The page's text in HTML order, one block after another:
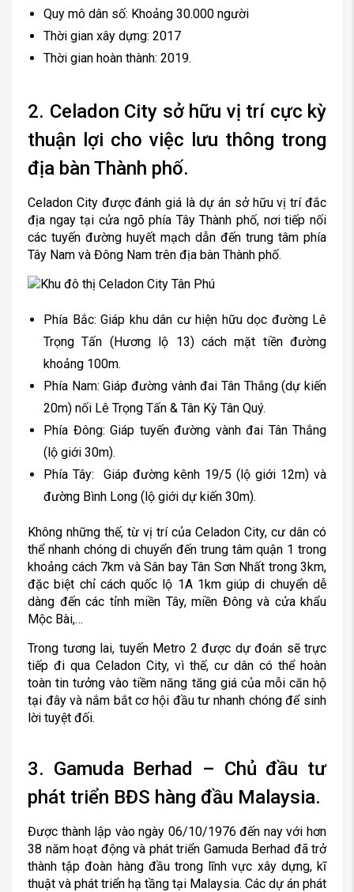
Quy mô dân số: Khoảng 30.000 người
Thời gian xây dựng: 2017
Thời gian hoàn thành: 2019.
2. Celadon City sở hữu vị trí cực kỳ
thuận lợi cho việc lưu thông trong
địa bàn Thành phố.
Celadon City được đánh giá là dự án sở hữu vị trí đắc
địa ngay tại cửa ngõ phía Tây Thành phố, nơi tiếp nối
các tuyến đường huyết mạch dẫn đến trung tâm phía
Tây Nam và Đông Nam trên địa bàn Thành phố.
Phía Bắc: Giáp khu dân cư hiện hữu dọc đường Lê
Trọng Tấn (Hương lộ 13) cách mặt tiền đường
khoảng 100m.
Phía Nam: Giáp đường vành đai Tân Thắng (dự kiến
20m) nối Lê Trọng Tấn & Tân Kỳ Tân Quý.
Phía Đông: Giáp tuyến đường vành đai Tân Thắng
(lộ giới 30m).
Phía Tây: Giáp đường kênh 19/5 (lộ giới 12m) và
đường Bình Long (lộ giới dự kiến 30m).
Không những thế, từ vị trí của Celadon City, cư dân có
thể nhanh chóng di chuyển đến trung tâm quận 1 trong
khoảng cách 7km và Sân bay Tân Sơn Nhất trong 3km,
đặc biệt chỉ cách quốc lộ 1A 1km giúp di chuyển dễ
dàng đến các tỉnh miền Tây, miền Đông và cửa khẩu
Mộc Bài,…
Trong tương lai, tuyến Metro 2 được dự đoán sẽ trực
tiếp đi qua Celadon City, vì thế, cư dân có thể hoàn
toàn tin tưởng vào tiềm năng tăng giá của mỗi căn hộ
tại đây và nắm bắt cơ hội đầu tư nhanh chóng để sinh
lời tuyệt đối.
3. Gamuda Berhad – Chủ đầu tư
phát triển BĐS hàng đầu Malaysia.
Được thành lập vào ngày 06/10/1976 đến nay với hơn
38 năm hoạt động và phát triển Gamuda Berhad đã trở
thành tập đoàn hàng đầu trong lĩnh vực xây dựng, kĩ
thuật và phát triển hạ tầng tại Malaysia. Các dự án phát